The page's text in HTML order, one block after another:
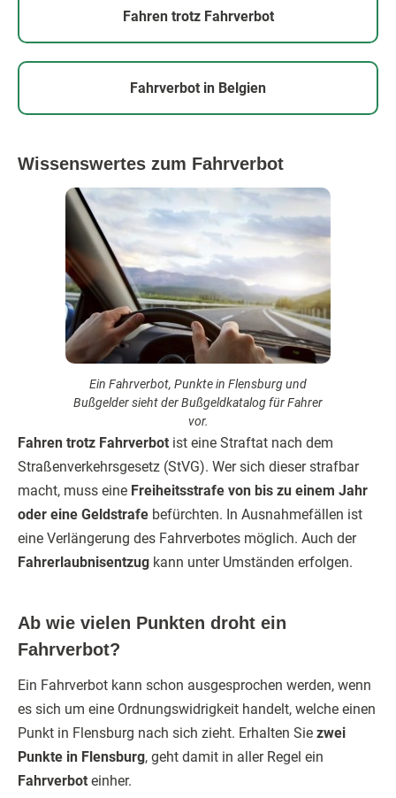
Fahren trotz Fahrverbot
Fahrverbot in Belgien
Wissenswertes zum Fahrverbot
Ein Fahrverbot, Punkte in Flensburg und
Bußgelder sieht der Bußgeldkatalog für Fahrer
vor.
Fahren trotz Fahrverbot ist eine Straftat nach dem
Straßenverkehrsgesetz (StVG). Wer sich dieser strafbar
macht, muss eine Freiheitsstrafe von bis zu einem Jahr
oder eine Geldstrafe befürchten. In Ausnahmefällen ist
eine Verlängerung des Fahrverbotes möglich. Auch der
Fahrerlaubnisentzug kann unter Umständen erfolgen.
Ab wie vielen Punkten droht ein
Fahrverbot?
Ein Fahrverbot kann schon ausgesprochen werden, wenn
es sich um eine Ordnungswidrigkeit handelt, welche einen
Punkt in Flensburg nach sich zieht. Erhalten Sie zwei
Punkte in Flensburg, geht damit in aller Regel ein
Fahrverbot einher.